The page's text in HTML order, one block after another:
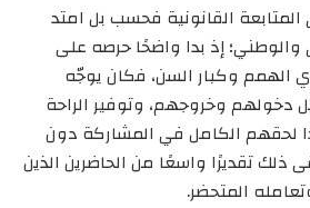
القانونية فحسب بل امتد
والوطني؛ إذ بدا واضحًا حرصه على
الهمم وكبار السن، فكان يوجّه
دخولهم وخروجهم، وتوفير الراحة
لحقهم الكامل في المشاركة دون
ذلك تقديرًا واسعًا من الحاضرين الذين
المتحضر.